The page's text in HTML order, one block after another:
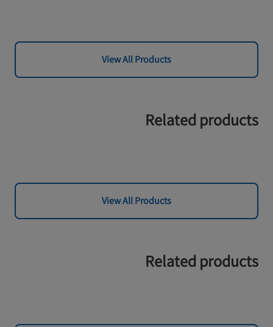
View All Products
Related products
View All Products
Related products